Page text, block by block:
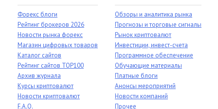
Форекс блоги
Рейтинг брокеров 2026
Новости рынка форекс
Магазин цифровых товаров
Каталог сайтов
Рейтинг сайтов TOP100
Архив журнала
Курсы криптовалют
Новости криптовалют
F.A.Q.
Обзоры и аналитика рынка
Прогнозы и торговые сигналы
Рынок криптовалют
Инвестиции, инвест-счета
Программное обеспечение
Обучающие материалы
Платные блоги
Анонсы мероприятий
Новости компаний
Прочее